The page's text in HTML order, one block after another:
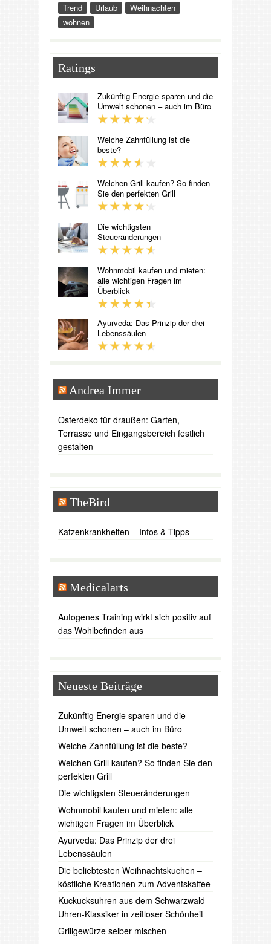
Trend
Urlaub
Weihnachten
wohnen
Ratings
Zukünftig Energie sparen und die
Umwelt schonen – auch im Büro
Welche Zahnfüllung ist die
beste?
Welchen Grill kaufen? So finden
Sie den perfekten Grill
Die wichtigsten
Steueränderungen
Wohnmobil kaufen und mieten:
alle wichtigen Fragen im
Überblick
Ayurveda: Das Prinzip der drei
Lebenssäulen
Andrea Immer
Osterdeko für draußen: Garten,
Terrasse und Eingangsbereich festlich
gestalten
TheBird
Katzenkrankheiten – Infos & Tipps
Medicalarts
Autogenes Training wirkt sich positiv auf
das Wohlbefinden aus
Neueste Beiträge
Zukünftig Energie sparen und die
Umwelt schonen – auch im Büro
Welche Zahnfüllung ist die beste?
Welchen Grill kaufen? So finden Sie den
perfekten Grill
Die wichtigsten Steueränderungen
Wohnmobil kaufen und mieten: alle
wichtigen Fragen im Überblick
Ayurveda: Das Prinzip der drei
Lebenssäulen
Die beliebtesten Weihnachtskuchen –
köstliche Kreationen zum Adventskaffee
Kuckucksuhren aus dem Schwarzwald –
Uhren-Klassiker in zeitloser Schönheit
Grillgewürze selber mischen